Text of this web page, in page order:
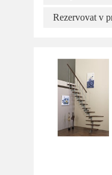
Rezervovat v